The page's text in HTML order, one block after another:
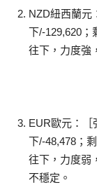
NZD紐西蘭元
下/-129,620；
往下，力度強
EUR歐元：［
下/-48,478；
往下，力度弱
不穩定。